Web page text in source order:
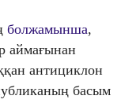
болжамынша,
аймағынан
антициклон
басым